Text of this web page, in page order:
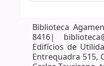
Biblioteca
8416|
Edifícios de
Entrequadra 515,